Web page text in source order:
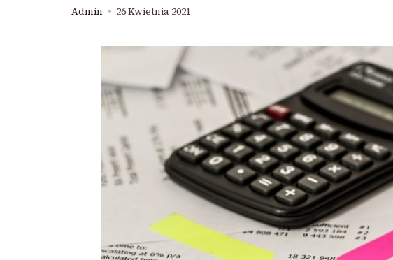
Admin 26 Kwietnia 2021